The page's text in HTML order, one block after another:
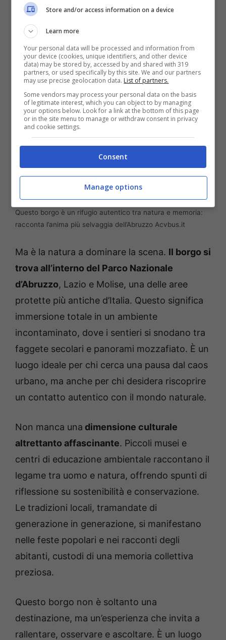
gastronomica genuina
semplici vengono trasformati in sapori intensi
e memorabili.
Questo borgo è un rifugio autentico tra natura e memoria:
racconta l’anima più selvaggia dell’Abruzzo Acvbus.it
Ma è la natura a dominare la scena. Il borgo si
trova all’interno del Parco Nazionale
d’Abruzzo, Lazio e Molise, una delle aree
protette più antiche d’Italia. Questo significa
immersione totale in un ambiente
incontaminato, dove i sentieri si snodano tra
faggete secolari e panorami mozzafiato. È un
luogo ideale per chi cerca una pausa dal caos
urbano, ma anche per chi desidera riscoprire
un contatto autentico con il mondo naturale.
Non manca una dimensione culturale
altrettanto affascinante. Piccoli musei e
centri di educazione ambientale raccontano il
legame tra uomo e natura, offrendo spunti di
riflessione su sostenibilità e conservazione.
Le tradizioni locali, tramandate di
generazione in generazione, si manifestano
nelle feste popolari e nei racconti degli
abitanti, custodi di una memoria collettiva
preziosa.
Questo borgo non è soltanto una
destinazione, ma un’esperienza che invita a
rallentare, osservare e ascoltare. È un luogo
Store and/or access information on a device
Learn more
Your personal data will be processed and information from
your device (cookies, unique identifiers, and other device
data) may be stored by, accessed by and shared with 319
partners, or used specifically by this site. We and our partners
may use precise geolocation data. List of partners.
Some vendors may process your personal data on the basis
of legitimate interest, which you can object to by managing
your options below. Look for a link at the bottom of this page
or in the site menu to manage or withdraw consent in privacy
and cookie settings.
Consent
Manage options